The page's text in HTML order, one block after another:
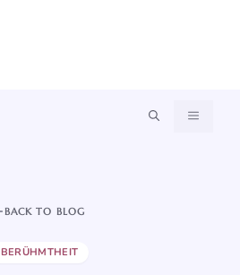
MENÜ
BACK TO BLOG
BERÜHMTHEIT